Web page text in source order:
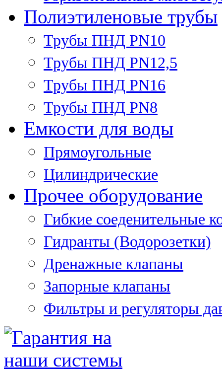
Полиэтиленовые трубы
Трубы ПНД PN10
Трубы ПНД PN12,5
Трубы ПНД PN16
Трубы ПНД PN8
Емкости для воды
Прямоугольные
Цилиндрические
Прочее оборудование
Гибкие соеденительные
Гидранты (Водорозетки)
Дренажные клапаны
Запорные клапаны
Фильтры и регуляторы